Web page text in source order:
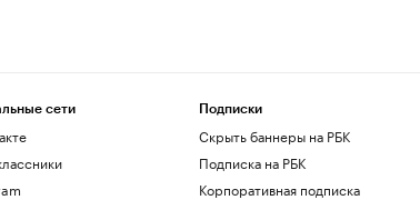
сети Подписки
Скрыть баннеры на РБК
Подписка на РБК
Корпоративная подписка